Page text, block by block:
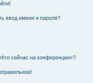
ввод имени и пароля?
сейчас на конференции»?